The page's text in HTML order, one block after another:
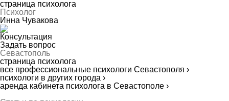
страница психолога
Психолог
Инна Чувакова
Консультация
Задать вопрос
Севастополь
страница психолога
все профессиональные психологи Севастополя ›
психологи в других города ›
аренда кабинета психолога в Севастополе ›